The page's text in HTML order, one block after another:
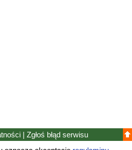
| Zgłoś błąd serwisu